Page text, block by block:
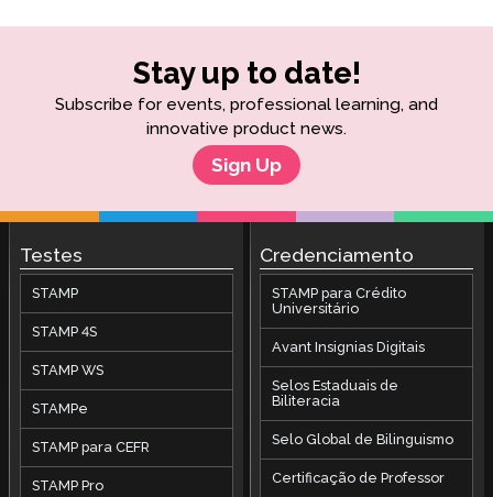
Stay up to date!
Subscribe for events, professional learning, and
innovative product news.
Sign Up
Testes
STAMP
STAMP 4S
STAMP WS
STAMPe
STAMP para CEFR
STAMP Pro
Credenciamento
STAMP para Crédito
Universitário
Avant Insignias Digitais
Selos Estaduais de
Biliteracia
Selo Global de Bilinguismo
Certificação de Professor